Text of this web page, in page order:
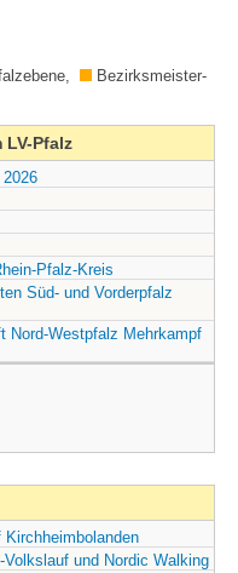
Bezirks­meister­
Pfalz
Pfalz-Kreis
Süd- und Vorderpfalz
Nord-Westpfalz Mehrkampf
und Nordic Walking